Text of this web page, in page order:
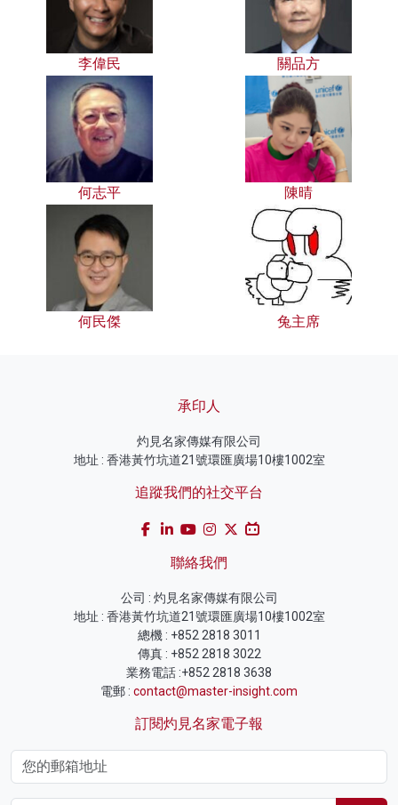
李偉民 關品方
何志平 陳晴
何民傑 兔主席
承印人
灼見名家傳媒有限公司
地址 : 香港黃竹坑道21號環匯廣場10樓1002室
追蹤我們的社交平台
聯絡我們
公司 : 灼見名家傳媒有限公司
地址 : 香港黃竹坑道21號環匯廣場10樓1002室
總機 : +852 2818 3011
傳真 : +852 2818 3022
業務電話 :+852 2818 3638
電郵 : contact@master-insight.com
訂閱灼見名家電子報